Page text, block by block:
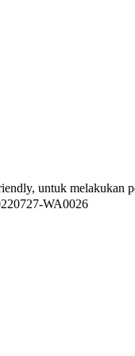
untuk melakukan
WA0026